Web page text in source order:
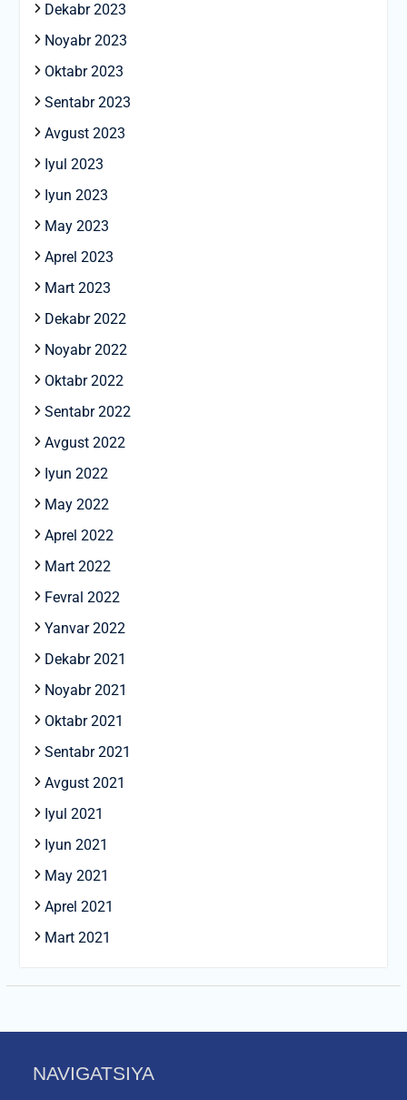
Dekabr 2023
Noyabr 2023
Oktabr 2023
Sentabr 2023
Avgust 2023
Iyul 2023
Iyun 2023
May 2023
Aprel 2023
Mart 2023
Dekabr 2022
Noyabr 2022
Oktabr 2022
Sentabr 2022
Avgust 2022
Iyun 2022
May 2022
Aprel 2022
Mart 2022
Fevral 2022
Yanvar 2022
Dekabr 2021
Noyabr 2021
Oktabr 2021
Sentabr 2021
Avgust 2021
Iyul 2021
Iyun 2021
May 2021
Aprel 2021
Mart 2021
NAVIGATSIYA